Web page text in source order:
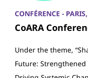
CONFÉRENCE -
CoARA
Under the theme,
Future: